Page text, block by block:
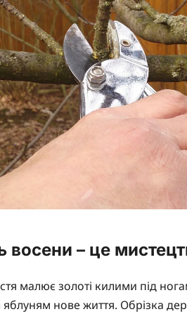
восени – це
малює золоті килими під
нове життя. Обрізка